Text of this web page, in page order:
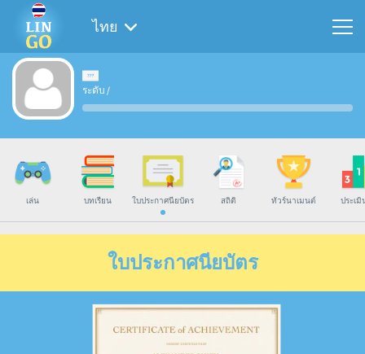
ไทย
ระดับ /
เล่น บทเรียน ใบประกาศนียบัตร สถิติ ทัวร์นาเมนต์ ประเมิ
ใบประกาศนียบัตร